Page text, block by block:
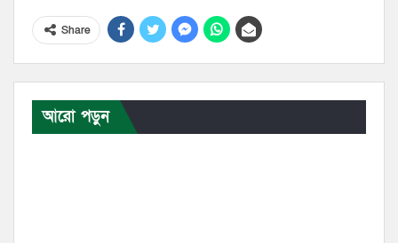
Share
আরো পড়ুন